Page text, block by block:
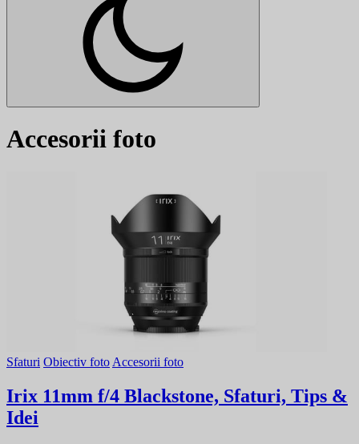
Accesorii foto
Sfaturi Obiectiv foto Accesorii foto
Irix 11mm f/4 Blackstone, Sfaturi, Tips &
Idei